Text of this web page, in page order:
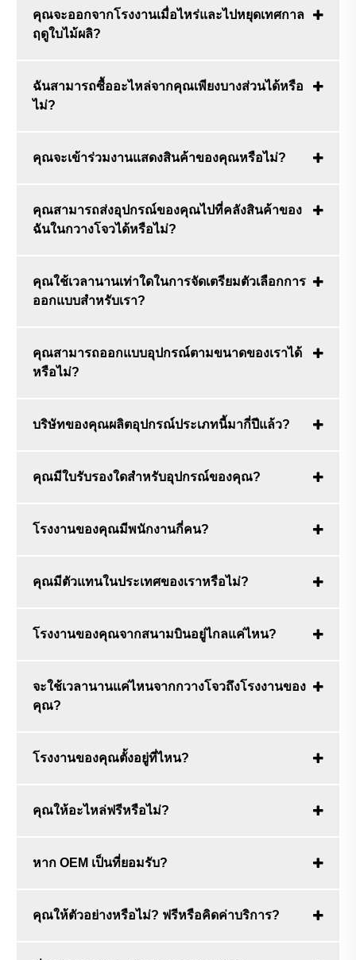
คุณจะออกจากโรงงานเมื่อไหร่และไปหยุดเทศกาล
ฤดูใบไม้ผลิ?
ฉันสามารถซื้ออะไหล่จากคุณเพียงบางส่วนได้หรือ
ไม่?
คุณจะเข้าร่วมงานแสดงสินค้าของคุณหรือไม่?
คุณสามารถส่งอุปกรณ์ของคุณไปที่คลังสินค้าของ
ฉันในกวางโจวได้หรือไม่?
คุณใช้เวลานานเท่าใดในการจัดเตรียมตัวเลือกการ
ออกแบบสำหรับเรา?
คุณสามารถออกแบบอุปกรณ์ตามขนาดของเราได้
หรือไม่?
บริษัทของคุณผลิตอุปกรณ์ประเภทนี้มากี่ปีแล้ว?
คุณมีใบรับรองใดสำหรับอุปกรณ์ของคุณ?
โรงงานของคุณมีพนักงานกี่คน?
คุณมีตัวแทนในประเทศของเราหรือไม่?
โรงงานของคุณจากสนามบินอยู่ไกลแค่ไหน?
จะใช้เวลานานแค่ไหนจากกวางโจวถึงโรงงานของ
คุณ?
โรงงานของคุณตั้งอยู่ที่ไหน?
คุณให้อะไหล่ฟรีหรือไม่?
หาก OEM เป็นที่ยอมรับ?
คุณให้ตัวอย่างหรือไม่? ฟรีหรือคิดค่าบริการ?